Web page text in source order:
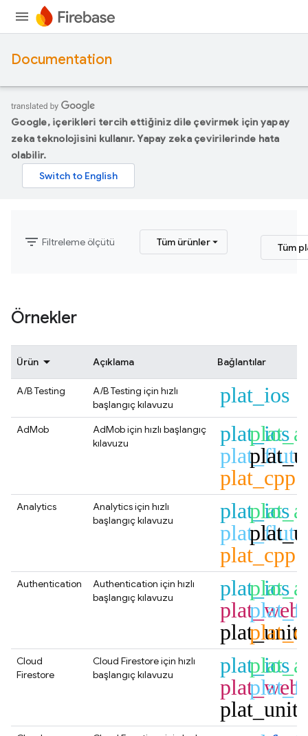
Documentation
Google, içerikleri tercih ettiğiniz dile çevirmek için yapay
zeka teknolojisini kullanır. Yapay zeka çevirilerinde hata
olabilir.
filter_list Filtreleme ölçütü Tüm ürünler Tüm
Örnekler
Ürün Açıklama Bağlantılar
A/B Testing A/B Testing için hızlı
başlangıç kılavuzu
plat_ios
AdMob AdMobiçin hızlı başlangıç
kılavuzu
plat_ios
plat_cpp
Analytics Analyticsiçin hızlı
başlangıç kılavuzu
plat_ios
plat_cpp
Authentication Authentication için hızlı
başlangıç kılavuzu
plat_ios
plat_web
Cloud
Firestore
Cloud Firestoreiçin hızlı
başlangıç kılavuzu
plat_ios
plat_web